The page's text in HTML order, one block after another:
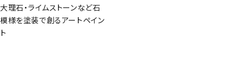
大理石・ライムストーンなど石
模様を塗装で創るアートペイン
ト